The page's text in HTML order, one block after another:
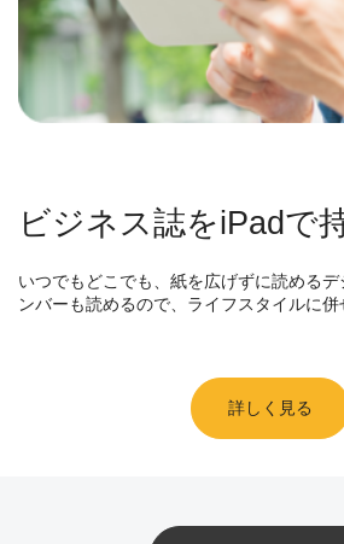
ビジネス誌をiPadで
いつでもどこでも、紙を広げずに読める
ンバーも読めるので、ライフスタイルに併
詳しく見る